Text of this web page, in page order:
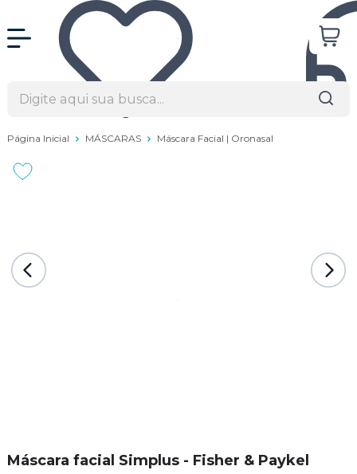
Página Inicial MÁSCARAS Máscara Facial | Oronasal
Máscara facial Simplus - Fisher & Paykel